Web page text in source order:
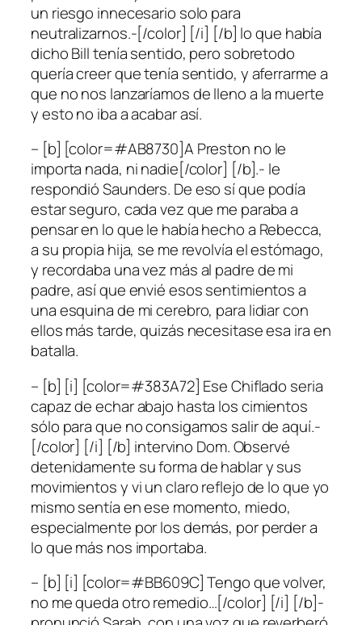
un riesgo innecesario solo para
neutralizarnos.-[/color] [/i] [/b] lo que había
dicho Bill tenía sentido, pero sobretodo
quería creer que tenía sentido, y aferrarme a
que no nos lanzaríamos de lleno a la muerte
y esto no iba a acabar así.
– [b] [color=#AB8730]A Preston no le
importa nada, ni nadie[/color] [/b].- le
respondió Saunders. De eso sí que podía
estar seguro, cada vez que me paraba a
pensar en lo que le había hecho a Rebecca,
a su propia hija, se me revolvía el estómago,
y recordaba una vez más al padre de mi
padre, así que envié esos sentimientos a
una esquina de mi cerebro, para lidiar con
ellos más tarde, quizás necesitase esa ira en
batalla.
– [b] [i] [color=#383A72] Ese Chiflado seria
capaz de echar abajo hasta los cimientos
sólo para que no consigamos salir de aquí.-
[/color] [/i] [/b] intervino Dom. Observé
detenidamente su forma de hablar y sus
movimientos y vi un claro reflejo de lo que yo
mismo sentía en ese momento, miedo,
especialmente por los demás, por perder a
lo que más nos importaba.
– [b] [i] [color=#BB609C] Tengo que volver,
no me queda otro remedio…[/color] [/i] [/b]-